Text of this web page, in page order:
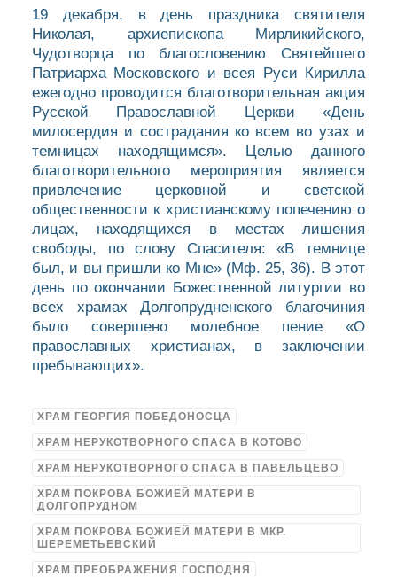
19 декабря, в день праздника святителя
Николая, архиепископа Мирликийского,
Чудотворца по благословению Святейшего
Патриарха Московского и всея Руси Кирилла
ежегодно проводится благотворительная акция
Русской Православной Церкви «День
милосердия и сострадания ко всем во узах и
темницах находящимся». Целью данного
благотворительного мероприятия является
привлечение церковной и светской
общественности к христианскому попечению о
лицах, находящихся в местах лишения
свободы, по слову Спасителя: «В темнице
был, и вы пришли ко Мне» (Мф. 25, 36). В этот
день по окончании Божественной литургии во
всех храмах Долгопрудненского благочиния
было совершено молебное пение «О
православных христианах, в заключении
пребывающих».
ХРАМ ГЕОРГИЯ ПОБЕДОНОСЦА
ХРАМ НЕРУКОТВОРНОГО СПАСА В КОТОВО
ХРАМ НЕРУКОТВОРНОГО СПАСА В ПАВЕЛЬЦЕВО
ХРАМ ПОКРОВА БОЖИЕЙ МАТЕРИ В
ДОЛГОПРУДНОМ
ХРАМ ПОКРОВА БОЖИЕЙ МАТЕРИ В МКР.
ШЕРЕМЕТЬЕВСКИЙ
ХРАМ ПРЕОБРАЖЕНИЯ ГОСПОДНЯ